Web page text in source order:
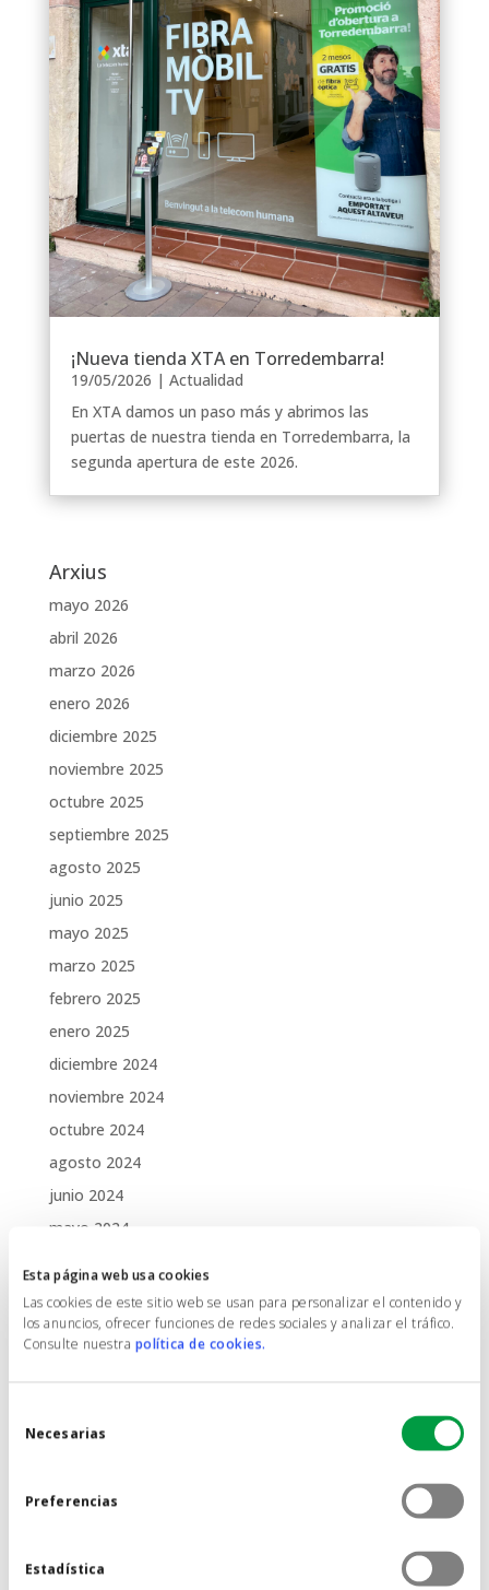
Esta página web usa cookies
Las cookies de este sitio web se usan para personalizar el contenido y
los anuncios, ofrecer funciones de redes sociales y analizar el tráfico.
Consulte nuestra política de cookies.
deNecesarias
Preferencias
Estadística
¡Nueva tienda XTA en Torredembarra!
19/05/2026 | Actualidad
En XTA damos un paso más y abrimos las
puertas de nuestra tienda en Torredembarra, la
segunda apertura de este 2026.
Arxius
mayo 2026
abril 2026
marzo 2026
enero 2026
diciembre 2025
noviembre 2025
octubre 2025
septiembre 2025
agosto 2025
junio 2025
mayo 2025
marzo 2025
febrero 2025
enero 2025
diciembre 2024
noviembre 2024
octubre 2024
agosto 2024
junio 2024
mayo 2024
marzo 2024
enero 2024
agosto 2023
mayo 2023
febrero 2023